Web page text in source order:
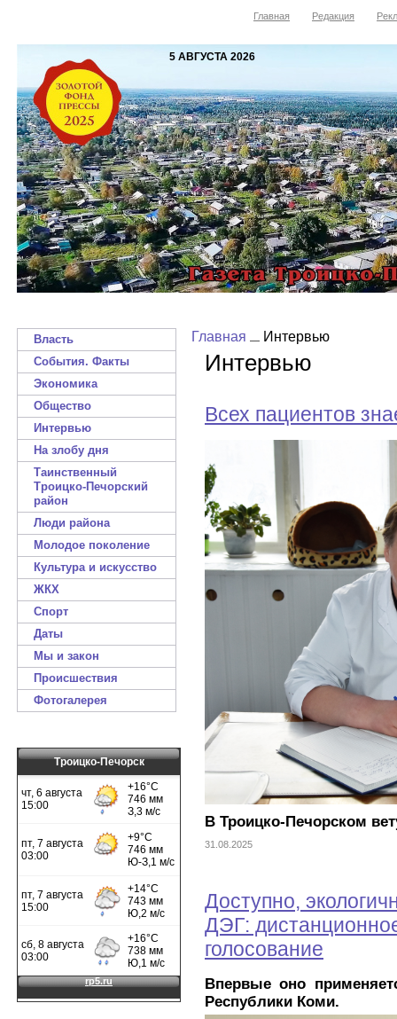
Главная Редакция
5 АВГУСТА 2026
Власть
События. Факты
Экономика
Общество
Интервью
На злобу дня
Таинственный
Троицко-Печорский
район
Люди района
Молодое поколение
Культура и искусство
ЖКХ
Спорт
Даты
Мы и закон
Происшествия
Фотогалерея
Троицко-Печорск
Главная Интервью
Интервью
Всех пациентов
В Троицко-Печорском
31.08.2025
Доступно,
ДЭГ:
голосование
Впервые оно
Республики Коми.